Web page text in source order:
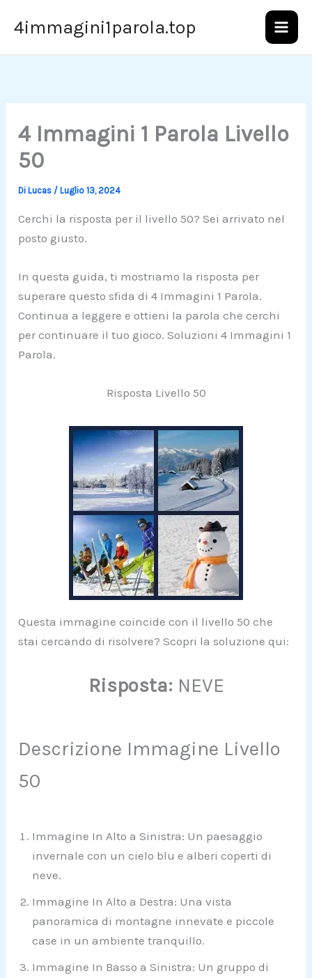
4immagini1parola.top
4 Immagini 1 Parola Livello
50
DiLucas /Luglio 13, 2024
Cerchi la risposta per il livello 50? Sei arrivato nel
posto giusto.
In questa guida, ti mostriamo la risposta per
superare questo sfida di 4 Immagini 1 Parola.
Continua a leggere e ottieni la parola che cerchi
per continuare il tuo gioco. Soluzioni 4 Immagini 1
Parola.
Risposta Livello 50
Questa immagine coincide con il livello 50 che
stai cercando di risolvere? Scopri la soluzione qui:
Risposta: NEVE
Descrizione Immagine Livello
50
Immagine In Alto a Sinistra: Un paesaggio
invernale con un cielo blu e alberi coperti di
neve.
Immagine In Alto a Destra: Una vista
panoramica di montagne innevate e piccole
case in un ambiente tranquillo.
Immagine In Basso a Sinistra: Un gruppo di